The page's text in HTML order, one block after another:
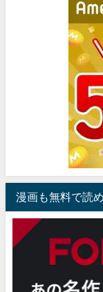
漫画も無料で読